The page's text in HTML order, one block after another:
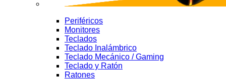
Periféricos
Monitores
Teclados
Teclado Inalámbrico
Teclado Mecánico / Gaming
Teclado y Ratón
Ratones